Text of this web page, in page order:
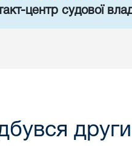
центр судової